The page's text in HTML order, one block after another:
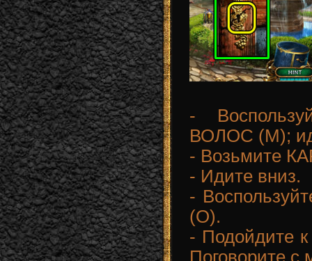
-
ВОЛОС (M);
- Возьмите
- Идите вниз.
-
(O).
- Подойдите к
Поговорите с